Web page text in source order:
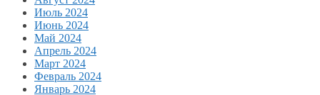
Июль 2024
Июнь 2024
Май 2024
Апрель 2024
Март 2024
Февраль 2024
Январь 2024